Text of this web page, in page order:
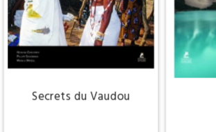
Secrets du Vaudou